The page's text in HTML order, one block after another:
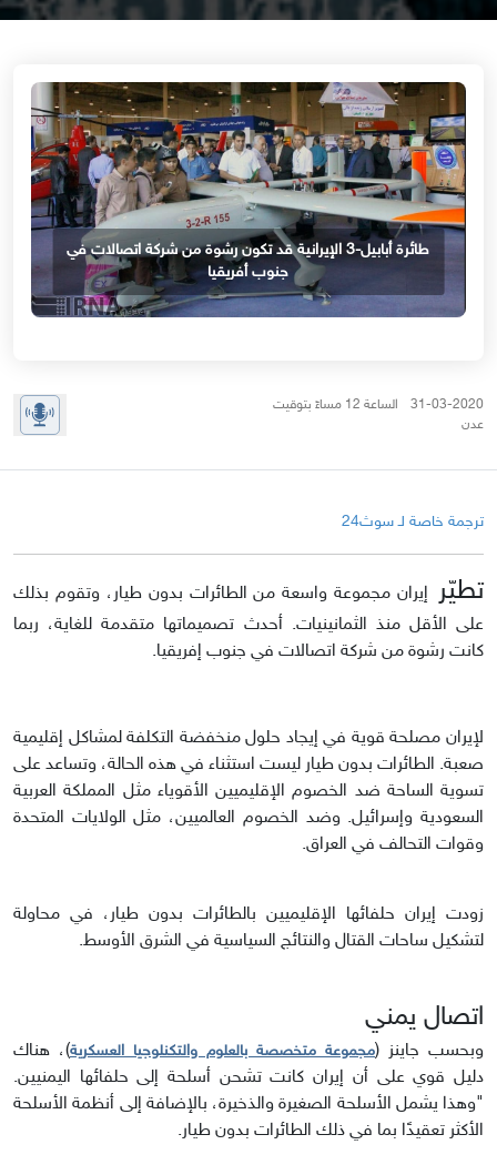
طائرة أبابيل-3 الإيرانية قد تكون رشوة من شركة اتصالات في
جنوب أفريقيا
31-03-2020 الساعة 12 مساءً بتوقيت
عدن
ترجمة خاصة لـ سوث24
تطيّر
إيران مجموعة واسعة من الطائرات بدون طيار، وتقوم بذلك
على الأقل منذ الثمانينيات. أحدث تصميماتها متقدمة للغاية، ربما
كانت رشوة من شركة اتصالات في جنوب إفريقيا.
لإيران مصلحة قوية في إيجاد حلول منخفضة التكلفة لمشاكل إقليمية
صعبة. الطائرات بدون طيار ليست استثناء في هذه الحالة، وتساعد على
تسوية الساحة ضد الخصوم الإقليميين الأقوياء مثل المملكة العربية
السعودية وإسرائيل. وضد الخصوم العالميين، مثل الولايات المتحدة
وقوات التحالف في العراق.
زودت إيران حلفائها الإقليميين بالطائرات بدون طيار، في محاولة
لتشكيل ساحات القتال والنتائج السياسية في الشرق الأوسط.
اتصال يمني
وبحسب جاينز (مجموعة متخصصة بالعلوم والتكنلوجيا العسكرية)، هناك
دليل قوي على أن إيران كانت تشحن أسلحة إلى حلفائها اليمنيين.
"وهذا يشمل الأسلحة الصغيرة والذخيرة، بالإضافة إلى أنظمة الأسلحة
الأكثر تعقيدًا بما في ذلك الطائرات بدون طيار.